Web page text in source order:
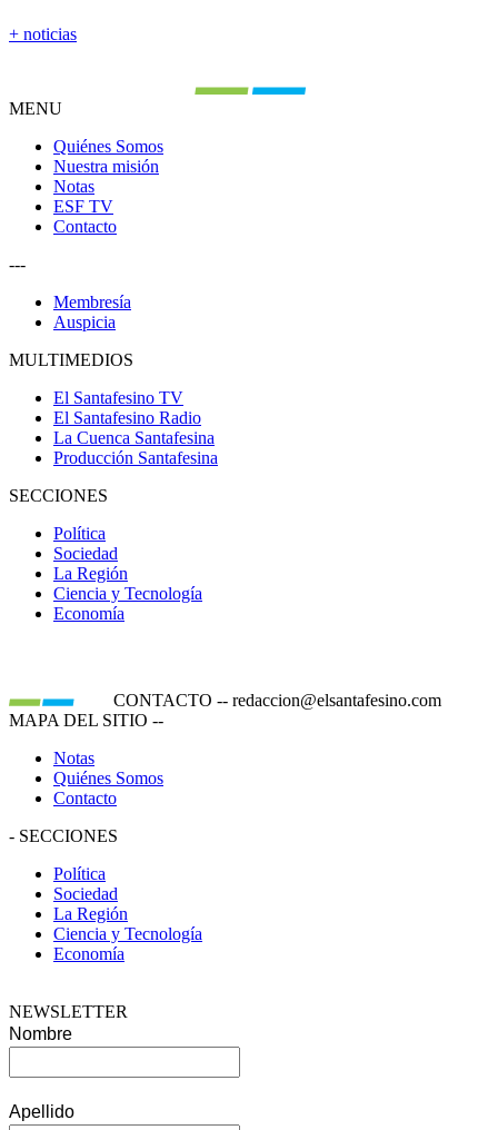
+ noticias
MENU
Quiénes Somos
Nuestra misión
Notas
ESF TV
Contacto
---
Membresía
Auspicia
MULTIMEDIOS
El Santafesino TV
El Santafesino Radio
La Cuenca Santafesina
Producción Santafesina
SECCIONES
Política
Sociedad
La Región
Ciencia y Tecnología
Economía
CONTACTO -- redaccion@elsantafesino.com
MAPA DEL SITIO --
Notas
Quiénes Somos
Contacto
- SECCIONES
Política
Sociedad
La Región
Ciencia y Tecnología
Economía
NEWSLETTER
Nombre
Apellido